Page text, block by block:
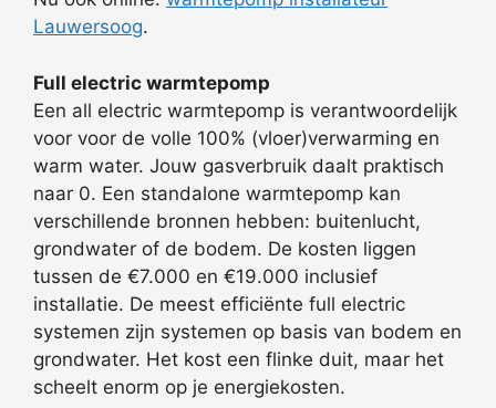
Lauwersoog.
Full electric warmtepomp
Een all electric warmtepomp is verantwoordelijk
voor voor de volle 100% (vloer)verwarming en
warm water. Jouw gasverbruik daalt praktisch
naar 0. Een standalone warmtepomp kan
verschillende bronnen hebben: buitenlucht,
grondwater of de bodem. De kosten liggen
tussen de €7.000 en €19.000 inclusief
installatie. De meest efficiënte full electric
systemen zijn systemen op basis van bodem en
grondwater. Het kost een flinke duit, maar het
scheelt enorm op je energiekosten.